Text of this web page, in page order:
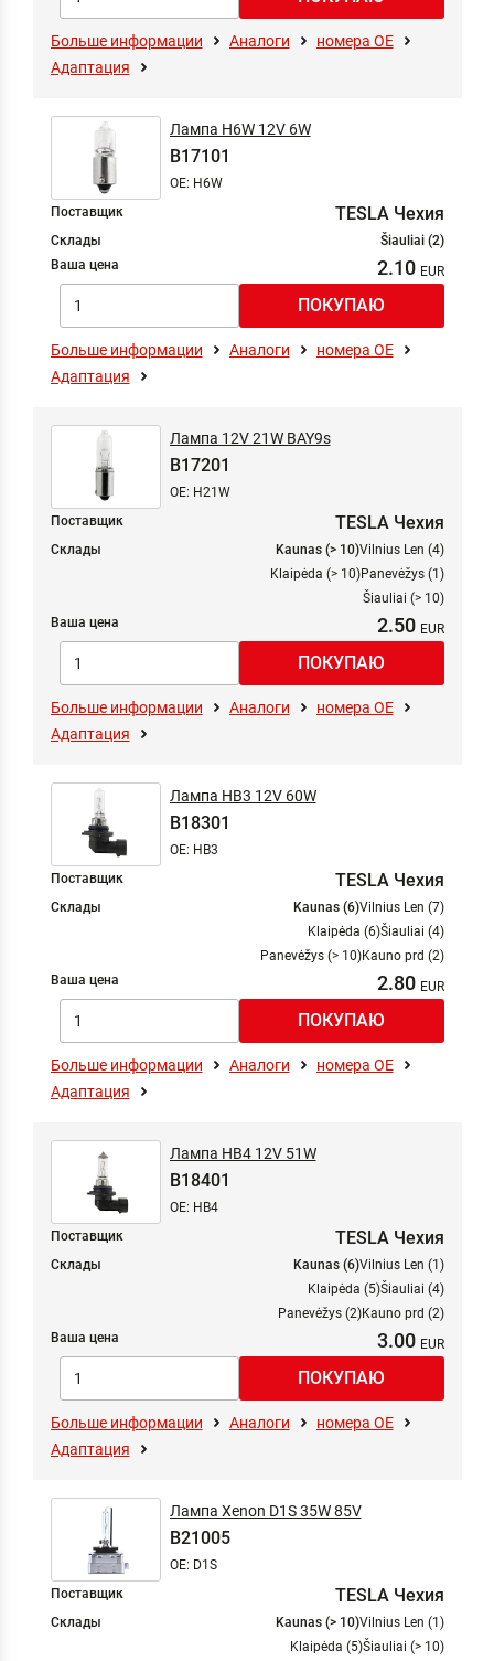
Больше информации Аналоги
номера ОЕ
Адаптация
Лампа H6W 12V 6W
B17101
OE: H6W
Поставщик
TESLA Чехия
Склады
Šiauliai (2)
Ваша цена
2.10
Больше информации Аналоги
номера ОЕ
Адаптация
Лампа 12V 21W BAY9s
B17201
OE: H21W
Поставщик
TESLA Чехия
Склады Kaunas (> 10)Vilnius Len (4)
Klaipėda (> 10)Panevėžys (1)
Šiauliai (> 10)
Ваша цена
2.50
Больше информации Аналоги
номера ОЕ
Адаптация
Лампа HB3 12V 60W
B18301
OE: HB3
Поставщик
TESLA Чехия
Склады Kaunas (6)Vilnius Len (7)
Klaipėda (6)Šiauliai (4)
Panevėžys (> 10)Kauno prd (2)
Ваша цена
2.80
Больше информации Аналоги
номера ОЕ
Адаптация
Лампа HB4 12V 51W
B18401
OE: HB4
Поставщик
TESLA Чехия
Склады Kaunas (6)Vilnius Len (1)
Klaipėda (5)Šiauliai (4)
Panevėžys (2)Kauno prd (2)
Ваша цена
3.00
Больше информации Аналоги
номера ОЕ
Адаптация
Лампа Xenon D1S 35W 85V
B21005
OE: D1S
Поставщик
TESLA Чехия
Склады Kaunas (> 10)Vilnius Len (1)
Klaipėda (5)Šiauliai (> 10)